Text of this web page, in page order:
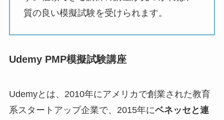
質の良い模擬試験を受けられます。
Udemy PMP模擬試験講座
Udemyとは、2010年にアメリカで創業された教育
系スタートアップ企業で、2015年にベネッセと連